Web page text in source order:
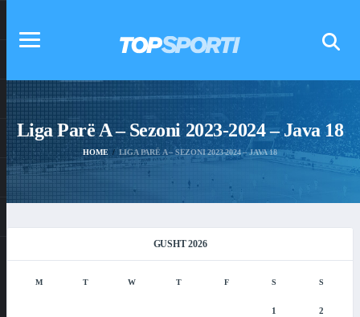
Liga Parë A – Sezoni 2023-2024 – Java 18
HOME LIGA PARË A – SEZONI 2023-2024 – JAVA 18
GUSHT 2026
M T W T F S S
1 2